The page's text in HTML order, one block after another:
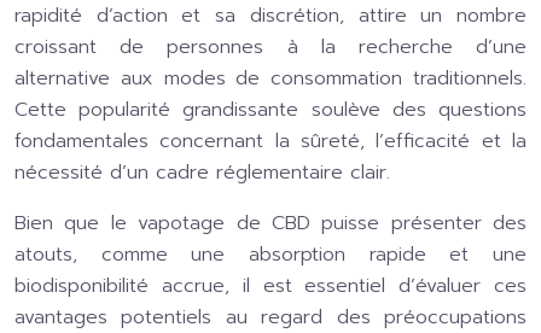
rapidité d’action et sa discrétion, attire un nombre
croissant de personnes à la recherche d’une
alternative aux modes de consommation traditionnels.
Cette popularité grandissante soulève des questions
fondamentales concernant la sûreté, l’efficacité et la
nécessité d’un cadre réglementaire clair.
Bien que le vapotage de CBD puisse présenter des
atouts, comme une absorption rapide et une
biodisponibilité accrue, il est essentiel d’évaluer ces
avantages potentiels au regard des préoccupations